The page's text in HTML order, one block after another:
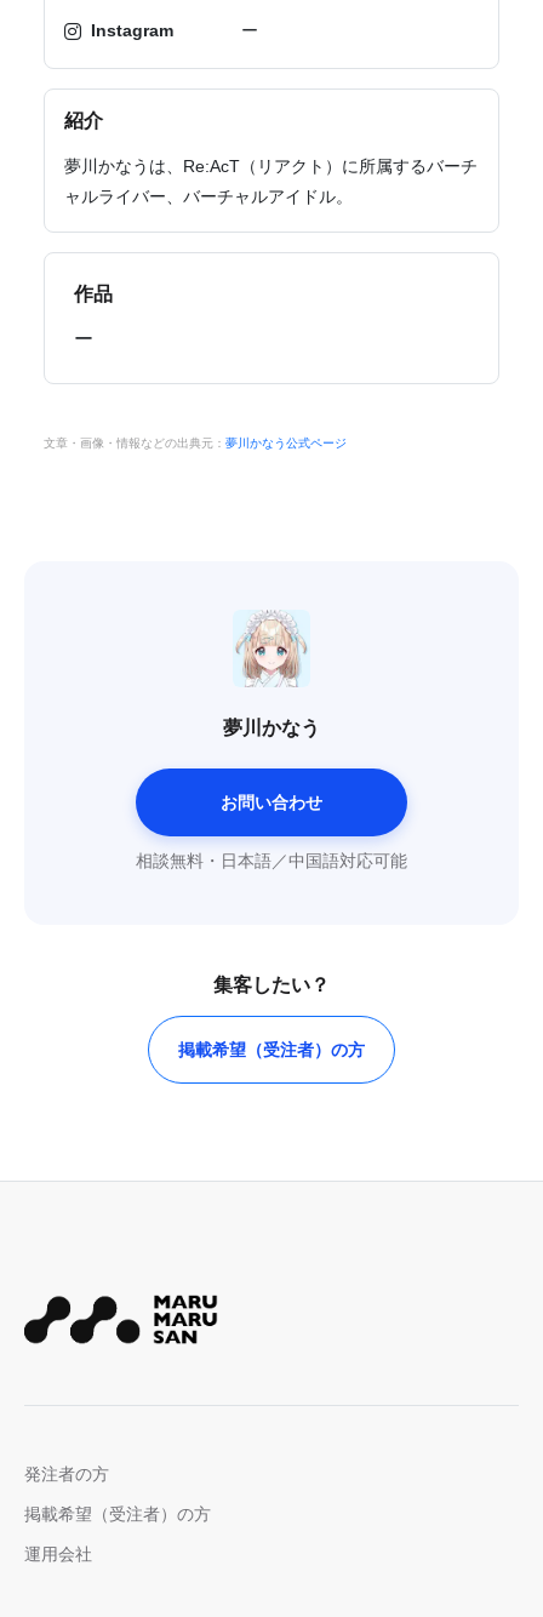
Instagram ー
紹介
夢川かなうは、Re:AcT（リアクト）に所属するバーチ
ャルライバー、バーチャルアイドル。
作品
ー
文章・画像・情報などの出典元： 夢川かなう公式ページ
夢川かなう
お問い合わせ
相談無料・日本語／中国語対応可能
集客したい？
掲載希望（受注者）の方
発注者の方
掲載希望（受注者）の方
運用会社